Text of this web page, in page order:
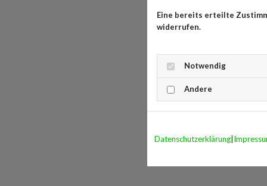
Eine bereits erteilte
widerrufen.
Notwendig
Andere
Datenschutzerklärung|